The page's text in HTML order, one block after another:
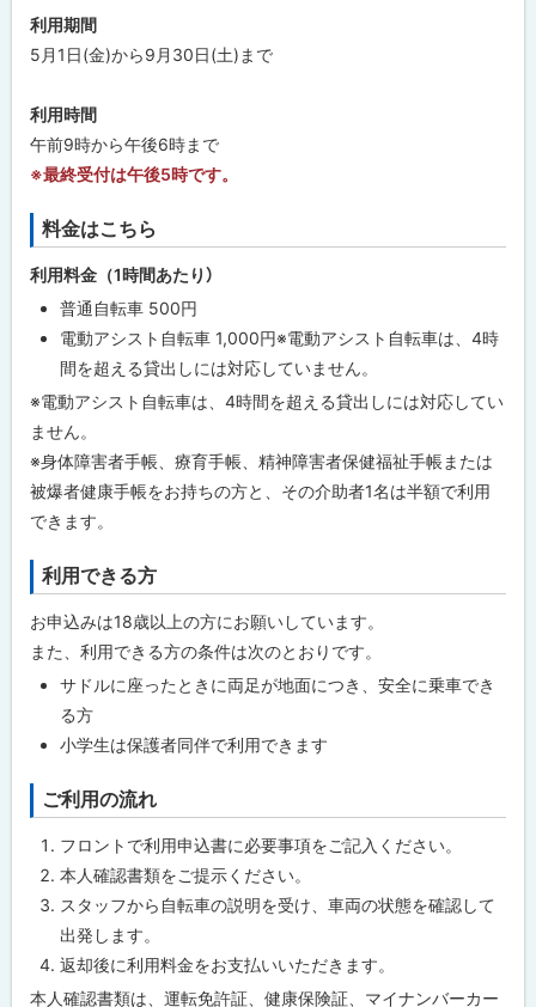
利用期間
5月1日(金)から9月30日(土)まで
利用時間
午前9時から午後6時まで
※最終受付は午後5時です。
料金はこちら
利用料金（1時間あたり）
普通自転車 500円
電動アシスト自転車 1,000円※電動アシスト自転車は、4時
間を超える貸出しには対応していません。
※電動アシスト自転車は、4時間を超える貸出しには対応してい
ません。
※身体障害者手帳、療育手帳、精神障害者保健福祉手帳または
被爆者健康手帳をお持ちの方と、その介助者1名は半額で利用
できます。
利用できる方
お申込みは18歳以上の方にお願いしています。
また、利用できる方の条件は次のとおりです。
サドルに座ったときに両足が地面につき、安全に乗車でき
る方
小学生は保護者同伴で利用できます
ご利用の流れ
フロントで利用申込書に必要事項をご記入ください。
本人確認書類をご提示ください。
スタッフから自転車の説明を受け、車両の状態を確認して
出発します。
返却後に利用料金をお支払いいただきます。
本人確認書類は、運転免許証、健康保険証、マイナンバーカー